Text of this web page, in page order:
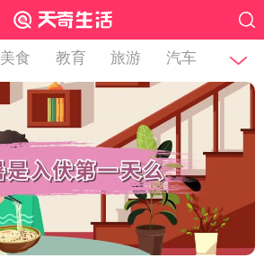
美食 教育 旅游 汽车